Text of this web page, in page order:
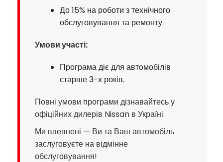
До 15% на роботи з технічного
обслуговування та ремонту.
Умови участі:
Програма діє для автомобілів
старше 3-х років.
Повні умови програми дізнавайтесь у
офіційних дилерів Nissan в Україні.
Ми впевнені — Ви та Ваш автомобіль
заслуговуєте на відмінне
обслуговування!